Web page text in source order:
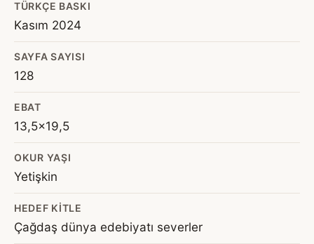
TÜRKÇE BASKI
Kasım 2024
SAYFA SAYISI
128
EBAT
13,5x19,5
OKUR YAŞI
Yetişkin
HEDEF KITLE
Çağdaş dünya edebiyatı severler